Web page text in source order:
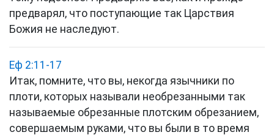
предварял, что поступающие так Царствия
Божия не наследуют.
Еф 2:11-17
Итак, помните, что вы, некогда язычники по
плоти, которых называли необрезанными так
называемые обрезанные плотским обрезанием,
совершаемым руками, что вы были в то время